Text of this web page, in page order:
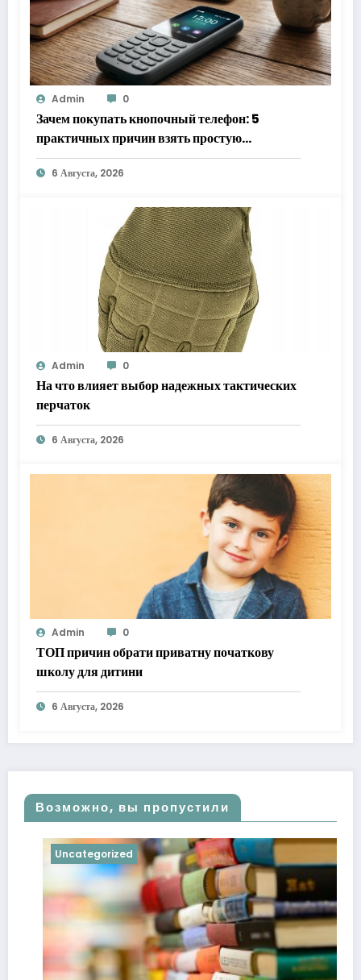
Admin 0
Зачем покупать кнопочный телефон: 5
практичных причин взять простую
«звонилку»
6 Августа, 2026
Admin 0
На что влияет выбор надежных тактических
перчаток
6 Августа, 2026
Admin 0
ТОП причин обрати приватну початкову
школу для дитини
6 Августа, 2026
Возможно, вы пропустили
Uncategorized